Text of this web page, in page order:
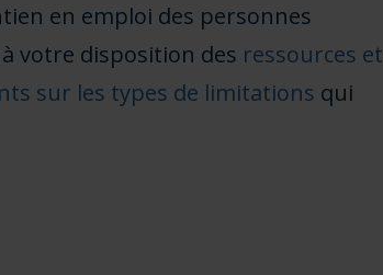
en emploi des personnes
votre disposition des ressources et
sur les types de limitations qui